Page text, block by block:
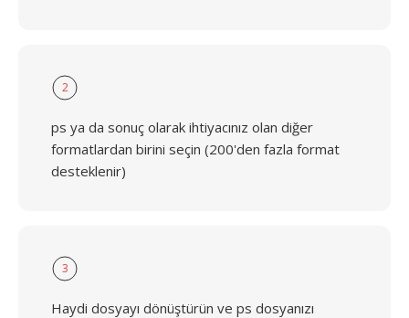
2
ps ya da sonuç olarak ihtiyacınız olan diğer
formatlardan birini seçin (200'den fazla format
desteklenir)
3
Haydi dosyayı dönüştürün ve ps dosyanızı